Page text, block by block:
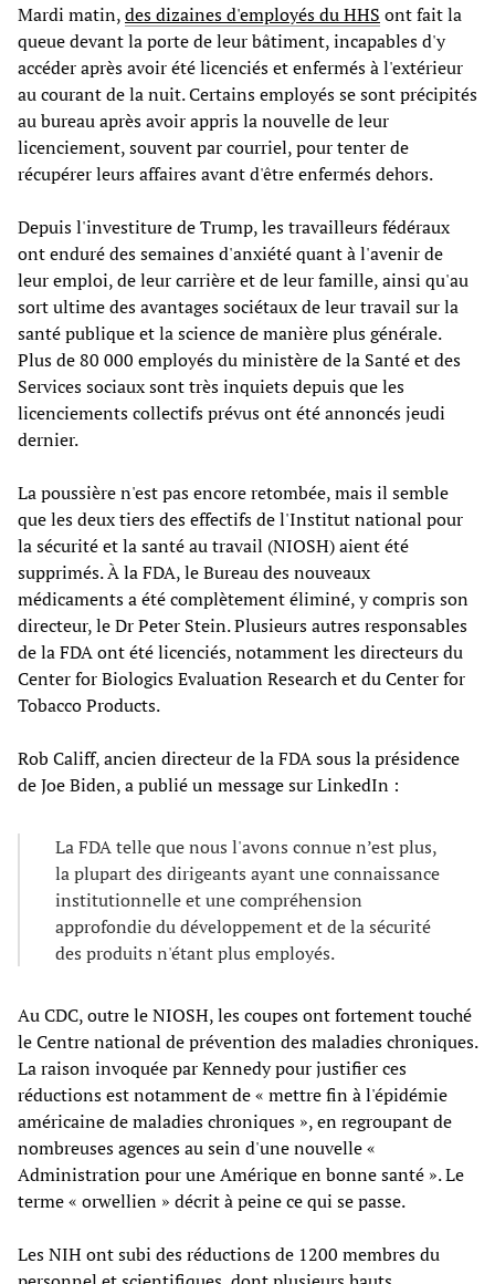
Mardi matin,des dizaines d'employés du HHS ont fait la
queue devant la porte de leur bâtiment, incapables d'y
accéder après avoir été licenciés et enfermés à l'extérieur
au courant de la nuit. Certains employés se sont précipités
au bureau après avoir appris la nouvelle de leur
licenciement, souvent par courriel, pour tenter de
récupérer leurs affaires avant d'être enfermés dehors.
Depuis l'investiture de Trump, les travailleurs fédéraux
ont enduré des semaines d'anxiété quant à l'avenir de
leur emploi, de leur carrière et de leur famille, ainsi qu'au
sort ultime des avantages sociétaux de leur travail sur la
santé publique et la science de manière plus générale.
Plus de 80 000 employés du ministère de la Santé et des
Services sociaux sont très inquiets depuis que les
licenciements collectifs prévus ont été annoncés jeudi
dernier.
La poussière n'est pas encore retombée, mais il semble
que les deux tiers des effectifs de l'Institut national pour
la sécurité et la santé au travail (NIOSH) aient été
supprimés. À la FDA, le Bureau des nouveaux
médicaments a été complètement éliminé, y compris son
directeur, le Dr Peter Stein. Plusieurs autres responsables
de la FDA ont été licenciés, notamment les directeurs du
Center for Biologics Evaluation Research et du Center for
Tobacco Products.
Rob Califf, ancien directeur de la FDA sous la présidence
de Joe Biden, a publié un message sur LinkedIn :
La FDA telle que nous l'avons connue n’est plus,
la plupart des dirigeants ayant une connaissance
institutionnelle et une compréhension
approfondie du développement et de la sécurité
des produits n'étant plus employés.
Au CDC, outre le NIOSH, les coupes ont fortement touché
le Centre national de prévention des maladies chroniques.
La raison invoquée par Kennedy pour justifier ces
réductions est notamment de « mettre fin à l'épidémie
américaine de maladies chroniques », en regroupant de
nombreuses agences au sein d'une nouvelle «
Administration pour une Amérique en bonne santé ». Le
terme « orwellien » décrit à peine ce qui se passe.
Les NIH ont subi des réductions de 1200 membres du